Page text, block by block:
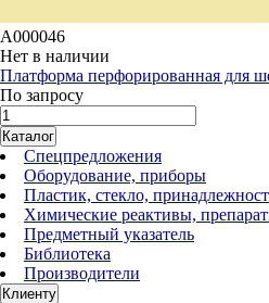
A000046
Нет в наличии
Платформа перфорированная для
По запросу
Каталог
Спецпредложения
Оборудование, приборы
Пластик, стекло,
Химические реактивы,
Предметный указатель
Библиотека
Производители
Клиенту